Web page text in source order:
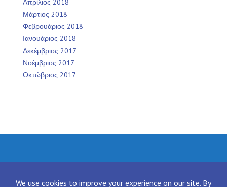
Απρίλιος 2018
Μάρτιος 2018
Φεβρουάριος 2018
Ιανουάριος 2018
Δεκέμβριος 2017
Νοέμβριος 2017
Οκτώβριος 2017